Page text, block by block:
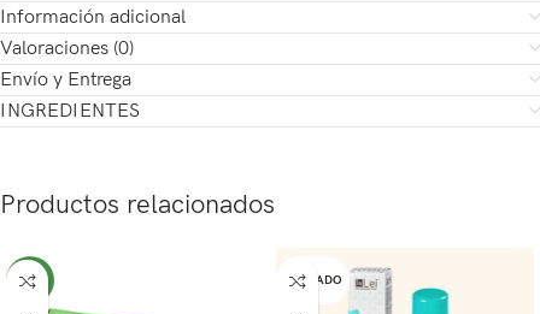
Información adicional
Valoraciones (0)
Envío y Entrega
INGREDIENTES
Productos relacionados
NEW AGOTADO